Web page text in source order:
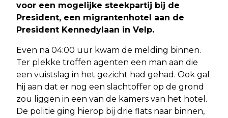
voor een mogelijke steekpartij bij de
President, een migrantenhotel aan de
President Kennedylaan in Velp.
Even na 04:00 uur kwam de melding binnen.
Ter plekke troffen agenten een man aan die
een vuistslag in het gezicht had gehad. Ook gaf
hij aan dat er nog een slachtoffer op de grond
zou liggen in een van de kamers van het hotel.
De politie ging hierop bij drie flats naar binnen,